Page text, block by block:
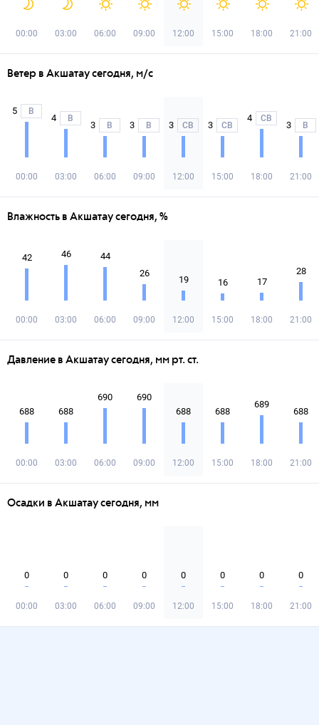
00:00 03:00 06:00 09:00 12:00 15:00 18:00 21:00
Ветер в Акшатау сегодня, м/с
5 В
00:00
4 В
03:00
3 В
06:00
3 В
09:00
3 СВ
12:00
3 СВ
15:00
4 СВ
18:00
3 В
21:00
Влажность в Акшатау сегодня, %
42
00:00
46
03:00
44
06:00
26
09:00
19
12:00
16
15:00
17
18:00
28
21:00
Давление в Акшатау сегодня, мм рт. ст.
688
00:00
688
03:00
690
06:00
690
09:00
688
12:00
688
15:00
689
18:00
688
21:00
Осадки в Акшатау сегодня, мм
0
00:00
0
03:00
0
06:00
0
09:00
0
12:00
0
15:00
0
18:00
0
21:00